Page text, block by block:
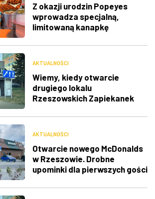
Z okazji urodzin Popeyes
wprowadza specjalną,
limitowaną kanapkę
AKTUALNOŚCI
Wiemy, kiedy otwarcie
drugiego lokalu
Rzeszowskich Zapiekanek
AKTUALNOŚCI
Otwarcie nowego McDonalds
w Rzeszowie. Drobne
upominki dla pierwszych gości